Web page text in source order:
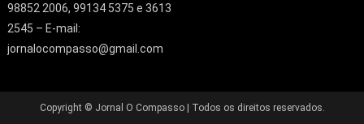
98852 2006, 99134 5375 e 3613
2545 – E-mail:
jornalocompasso@gmail.com
Copyright © Jornal O Compasso | Todos os direitos reservados.